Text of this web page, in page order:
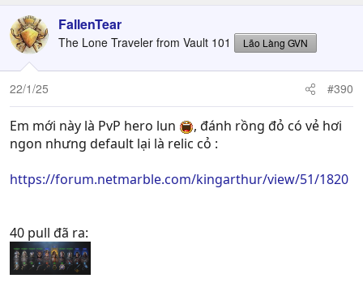
c
t
i
o
n
FallenTear
The Lone Traveler from Vault 101 Lão Làng GVN
22/1/25 #390
Em mới này là PvP hero lun
, đánh rồng đỏ có vẻ hơi
ngon nhưng default lại là relic cỏ :
https://forum.netmarble.com/kingarthur/view/51/1820
40 pull đã ra: